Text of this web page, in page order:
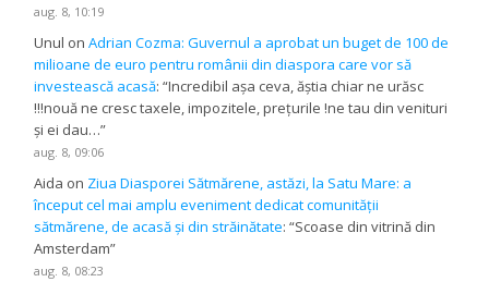
aug. 8, 10:19
Unul onAdrian Cozma: Guvernul a aprobat un buget de 100 de
milioane de euro pentru românii din diaspora care vor să
investească acasă: “Incredibil așa ceva, ăștia chiar ne urăsc
!!!nouă ne cresc taxele, impozitele, prețurile !ne tau din venituri
și ei dau…”
aug. 8, 09:06
Aida on Ziua Diasporei Sătmărene, astăzi, la Satu Mare: a
început cel mai amplu eveniment dedicat comunității
sătmărene, de acasă și din străinătate: “Scoase din vitrină din
Amsterdam”
aug. 8, 08:23